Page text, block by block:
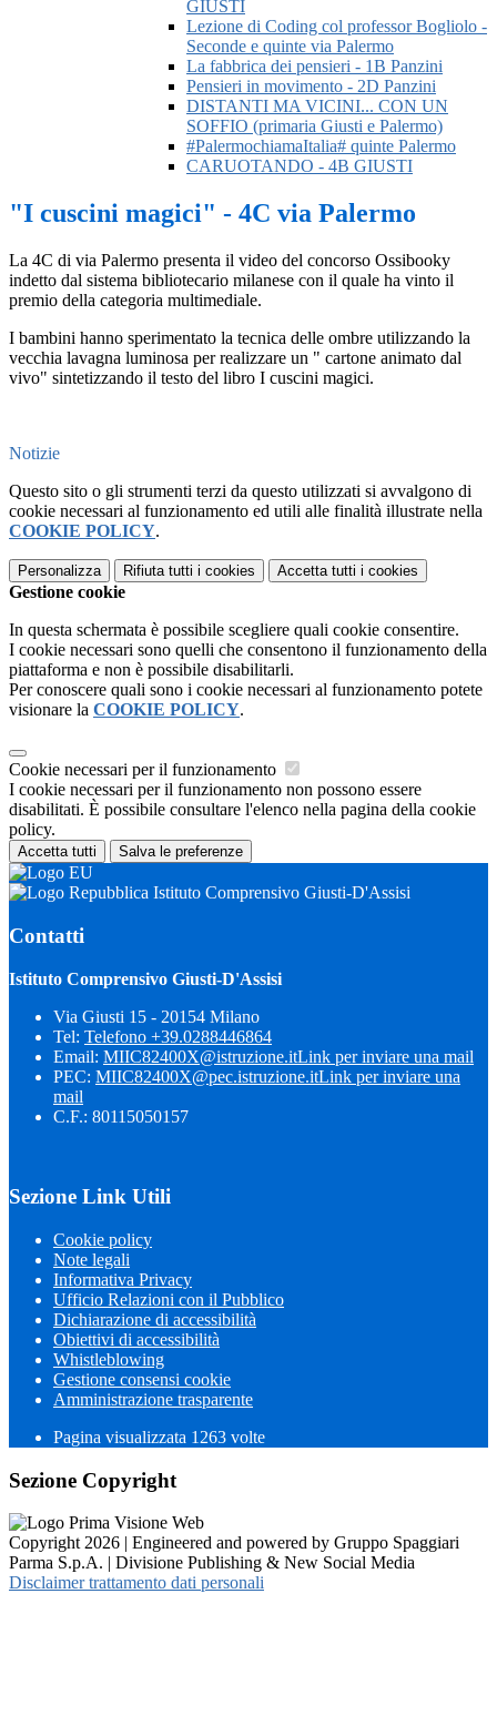
GIUSTI
Lezione di Coding col professor Bogliolo -
Seconde e quinte via Palermo
La fabbrica dei pensieri - 1B Panzini
Pensieri in movimento - 2D Panzini
DISTANTI MA VICINI... CON UN
SOFFIO (primaria Giusti e Palermo)
#PalermochiamaItalia# quinte Palermo
CARUOTANDO - 4B GIUSTI
"I cuscini magici" - 4C via Palermo
La 4C di via Palermo presenta il video del concorso Ossibooky
indetto dal sistema bibliotecario milanese con il quale ha vinto il
premio della categoria multimediale.
I bambini hanno sperimentato la tecnica delle ombre utilizzando la
vecchia lavagna luminosa per realizzare un " cartone animato dal
vivo" sintetizzando il testo del libro I cuscini magici.
Notizie
Questo sito o gli strumenti terzi da questo utilizzati si avvalgono di
cookie necessari al funzionamento ed utili alle finalità illustrate nella
COOKIE POLICY.
Personalizza Rifiuta tutti i cookies Accetta tutti i cookies
Gestione cookie
In questa schermata è possibile scegliere quali cookie consentire.
I cookie necessari sono quelli che consentono il funzionamento della
piattaforma e non è possibile disabilitarli.
Per conoscere quali sono i cookie necessari al funzionamento potete
visionare la COOKIE POLICY.
Cookie necessari per il funzionamento
I cookie necessari per il funzionamento non possono essere
disabilitati. È possibile consultare l'elenco nella pagina della cookie
policy.
Accetta tutti Salva le preferenze
Istituto Comprensivo Giusti-D'Assisi
Contatti
Istituto Comprensivo Giusti-D'Assisi
Via Giusti 15 - 20154 Milano
Tel: Telefono +39.0288446864
Email: MIIC82400X@istruzione.itLink per inviare una mail
PEC: MIIC82400X@pec.istruzione.itLink per inviare una
mail
C.F.: 80115050157
Sezione Link Utili
Cookie policy
Note legali
Informativa Privacy
Ufficio Relazioni con il Pubblico
Dichiarazione di accessibilità
Obiettivi di accessibilità
Whistleblowing
Gestione consensi cookie
Amministrazione trasparente
Pagina visualizzata 1263 volte
Sezione Copyright
Copyright 2026 | Engineered and powered by Gruppo Spaggiari
Parma S.p.A. | Divisione Publishing & New Social Media
Disclaimer trattamento dati personali